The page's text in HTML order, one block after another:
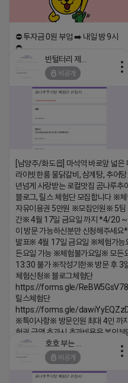
⛔️ 투자금 0원 부업 ➡️ 내일 밤 9시
⛔️
2026-04-18 17:23
비공개
[남양주/화도읍] 마석역 바로앞 넓은
라이빗한룸 물닭갈비, 삼계탕, 추어탕
년넘게 사랑받는 로컬맛집 곰나루추
블로그, 릴스 체험단 모집합니다 ※
자유이용권 5만원 ※모집인원※ 5
간※ 4월 17일 금요일 까지 *4/20 ~
이 방문 가능하신분만 신청해주세
발표※ 4월 17일 금요일 ※체험가능
든요일 가능 ※체험불가요일※ 모든
13:30 불가 ※작성기한※ 방문 후 3
체험신청※ 블로그체험단
https://forms.gle/
릴스체험단
https://forms.gle/
※특이사항※ 방문인원 최대 4인 까지
험권 금액 초과시 초과비용은 본인부
2026-04-18 17:18
비공개